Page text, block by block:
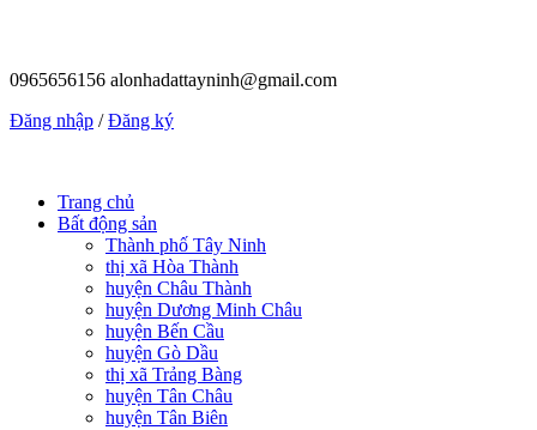
0965656156 alonhadattayninh@gmail.com
Đăng nhập /Đăng ký
Trang chủ
Bất động sản
Thành phố Tây Ninh
thị xã Hòa Thành
huyện Châu Thành
huyện Dương Minh Châu
huyện Bến Cầu
huyện Gò Dầu
thị xã Trảng Bàng
huyện Tân Châu
huyện Tân Biên